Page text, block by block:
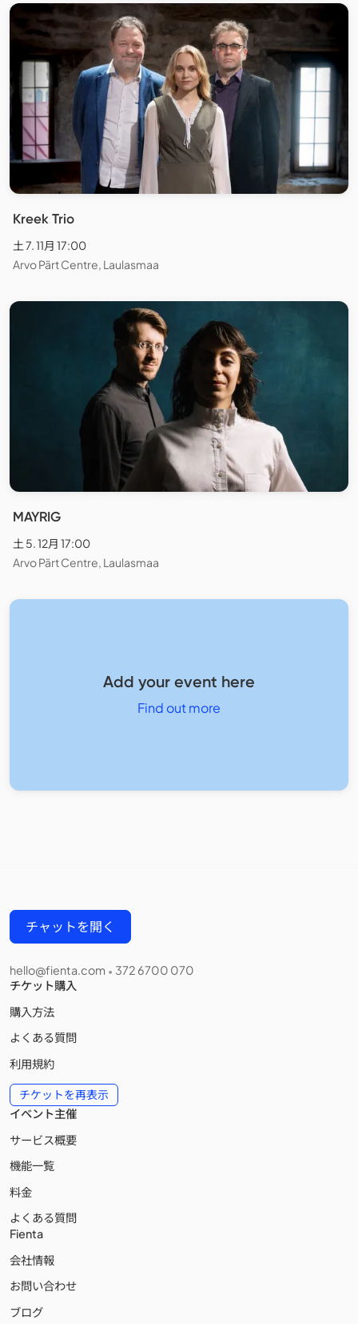
Kreek Trio
土 7. 11月 17:00
Arvo Pärt Centre, Laulasmaa
MAYRIG
土 5. 12月 17:00
Arvo Pärt Centre, Laulasmaa
Add your event here
Find out more
チャットを開く
hello@fienta.com • 372 6700 070
チケット購入
購入方法
よくある質問
利用規約
チケットを再表示
イベント主催
サービス概要
機能一覧
料金
よくある質問
Fienta
会社情報
お問い合わせ
ブログ